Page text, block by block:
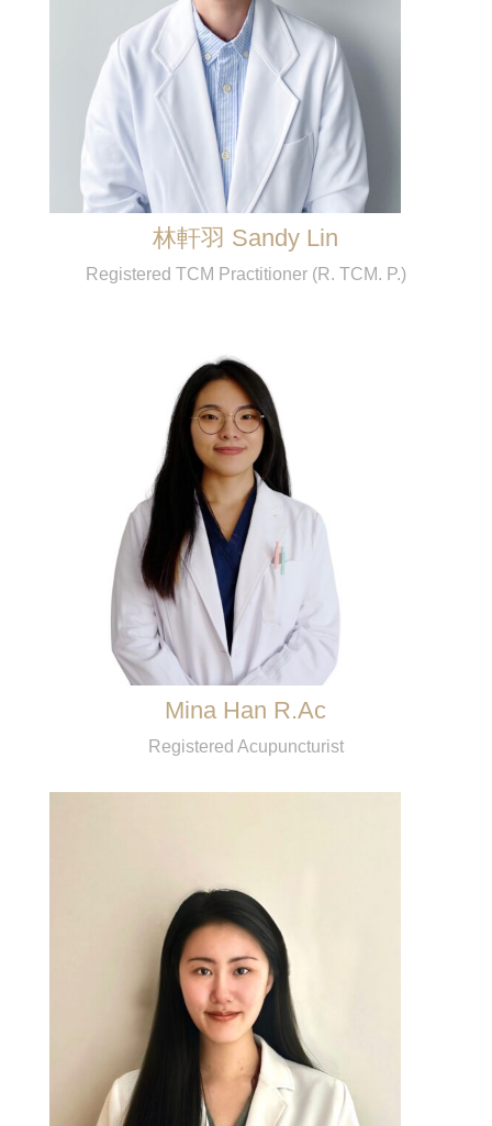
林軒羽 Sandy Lin
Registered TCM Practitioner (R. TCM. P.)
Mina Han R.Ac
Registered Acupuncturist